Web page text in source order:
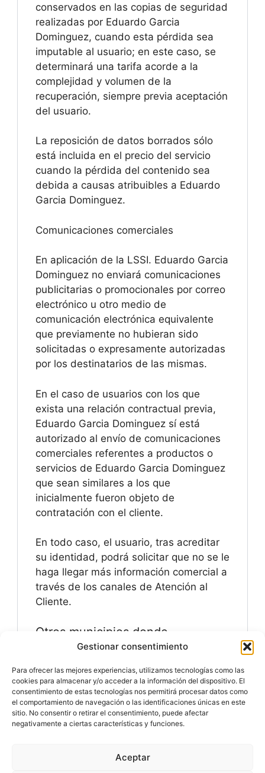
Gestionar consentimiento
Para ofrecer las mejores experiencias, utilizamos tecnologías como las
cookies para almacenar y/o acceder a la información del dispositivo. El
consentimiento de estas tecnologías nos permitirá procesar datos como
el comportamiento de navegación o las identificaciones únicas en este
sitio. No consentir o retirar el consentimiento, puede afectar
negativamente a ciertas características y funciones.
Aceptar
conservados en las copias de seguridad
realizadas por Eduardo Garcia
Dominguez, cuando esta pérdida sea
imputable al usuario; en este caso, se
determinará una tarifa acorde a la
complejidad y volumen de la
recuperación, siempre previa aceptación
del usuario.
La reposición de datos borrados sólo
está incluida en el precio del servicio
cuando la pérdida del contenido sea
debida a causas atribuibles a Eduardo
Garcia Dominguez.
Comunicaciones comerciales
En aplicación de la LSSI. Eduardo Garcia
Dominguez no enviará comunicaciones
publicitarias o promocionales por correo
electrónico u otro medio de
comunicación electrónica equivalente
que previamente no hubieran sido
solicitadas o expresamente autorizadas
por los destinatarios de las mismas.
En el caso de usuarios con los que
exista una relación contractual previa,
Eduardo Garcia Dominguez sí está
autorizado al envío de comunicaciones
comerciales referentes a productos o
servicios de Eduardo Garcia Dominguez
que sean similares a los que
inicialmente fueron objeto de
contratación con el cliente.
En todo caso, el usuario, tras acreditar
su identidad, podrá solicitar que no se le
haga llegar más información comercial a
través de los canales de Atención al
Cliente.
Otros municipios donde
ofrecemos este servicio:
Política de Cookies
Importación.